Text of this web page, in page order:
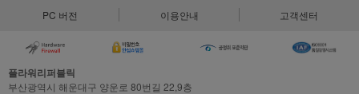
PC 버전 이용안내 고객센터
플라워리퍼블릭
부산광역시 해운대구 양운로 80번길 22,9층